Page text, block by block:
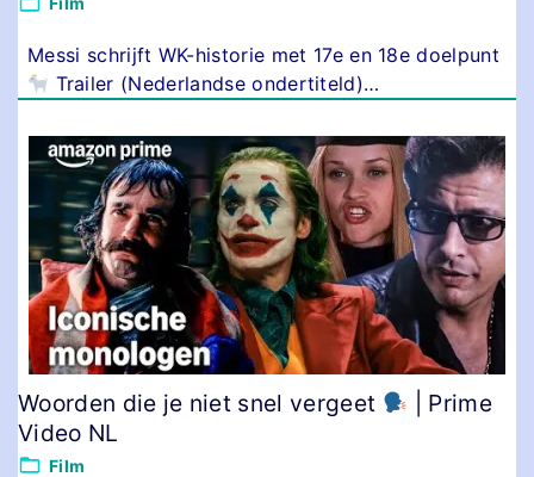
Messi schrijft WK-historie met 17e en 18e doelpunt
Trailer (Nederlandse ondertiteld)…
Woorden die je niet snel vergeet
| Prime
Video NL
Film